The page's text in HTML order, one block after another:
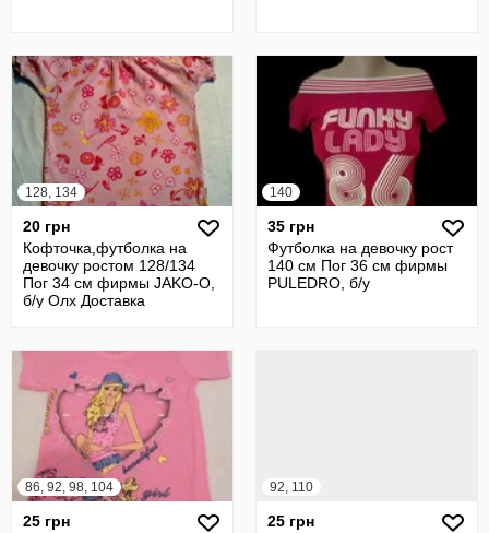
128, 134
20 грн
Кофточка,футболка на
девочку ростом 128/134
Пог 34 см фирмы JAKO-O,
б/у Олх Доставка
140
35 грн
Футболка на девочку рост
140 см Пог 36 см фирмы
PULEDRO, б/у
86, 92, 98, 104
25 грн
92, 110
25 грн